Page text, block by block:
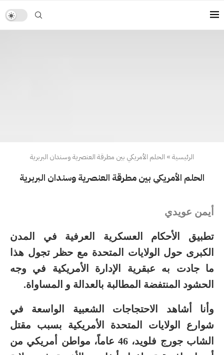
الرئيسية» الحلم الأمريكي بين مطرقة العنصرية وسندان البربرية
الحلم الأمريكي بين مطرقة العنصرية وسندان البربرية
أيمن عويدي
تطبيق الأحكام العسكرية العرفية في المدن
الكبرى حول الولايات المتحدة مع حظر تجول هذا
ما جادت به عبقرية الإدارة الأمريكية في وجه
الحشود المنتفضة المطالبة بالعدالة و المساواة.
وأنا أشاهد الاحتجاجات الشعبية الواسعة في
شوارع الولايات المتحدة الأمريكية بسبب مقتل
الشاب جورج فلويد، 46 عاماً، مواطن أمريكي من